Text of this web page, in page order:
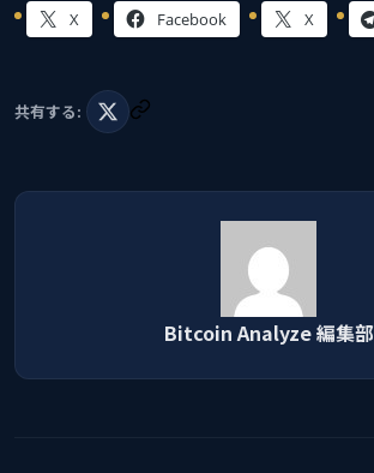
X Facebook X
共有する:
Bitcoin Analyze 編集部